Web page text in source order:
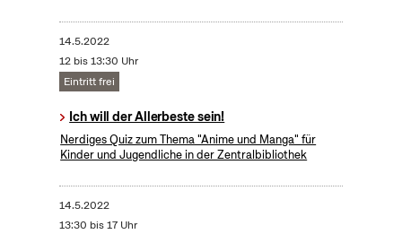
14.5.2022
12 bis 13:30 Uhr
Eintritt frei
Ich will der Allerbeste sein!
Nerdiges Quiz zum Thema "Anime und Manga" für
Kinder und Jugendliche in der Zentralbibliothek
14.5.2022
13:30 bis 17 Uhr